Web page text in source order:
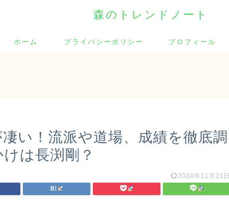
森のトレンドノート
ホーム プライバシーポリシー プロフィール
い！流派や道場、成績を徹底調
は長渕剛？
2024年11月21日